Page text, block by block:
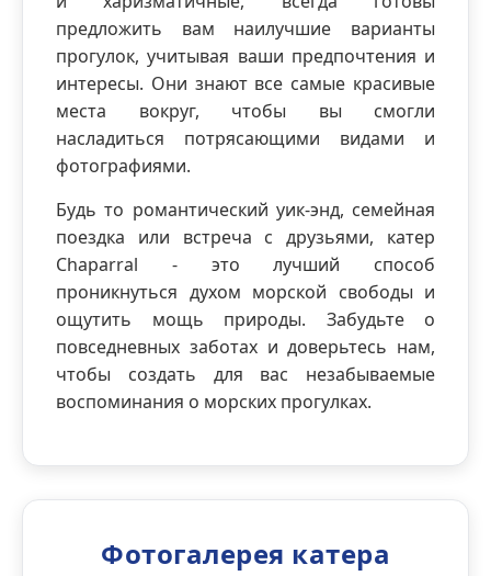
предложить вам наилучшие варианты
прогулок, учитывая ваши предпочтения и
интересы. Они знают все самые красивые
места вокруг, чтобы вы смогли
насладиться потрясающими видами и
фотографиями.
Будь то романтический уик-энд, семейная
поездка или встреча с друзьями, катер
Chaparral - это лучший способ
проникнуться духом морской свободы и
ощутить мощь природы. Забудьте о
повседневных заботах и доверьтесь нам,
чтобы создать для вас незабываемые
воспоминания о морских прогулках.
Фотогалерея катера